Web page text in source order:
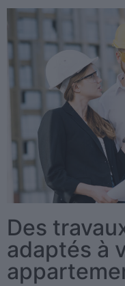
Des
adaptés à